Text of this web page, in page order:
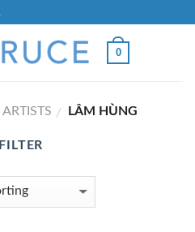
0
ARTISTS / LÂM HÙNG
FILTER